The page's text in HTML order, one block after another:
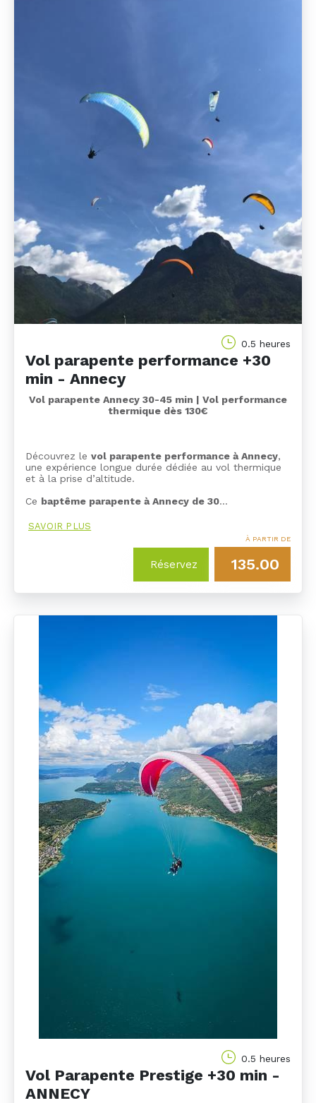
0.5 heures
Vol parapente performance +30
min - Annecy
Vol parapente Annecy 30-45 min | Vol performance
thermique dès 130€
Découvrez le vol parapente performance à Annecy,
une expérience longue durée dédiée au vol thermique
et à la prise d’altitude.
Ce baptême parapente à Annecy de 30…
SAVOIR PLUS
Réservez
À PARTIR DE
135.00
0.5 heures
Vol Parapente Prestige +30 min -
ANNECY